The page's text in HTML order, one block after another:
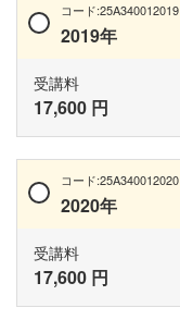
コード:25A340012019
2019年
受講料
17,600 円
コード:25A340012020
2020年
受講料
17,600 円